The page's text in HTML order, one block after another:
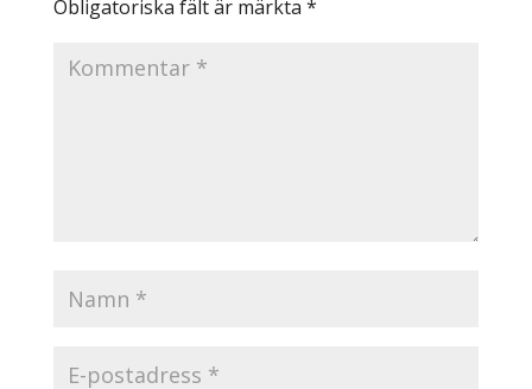
Obligatoriska fält är märkta *